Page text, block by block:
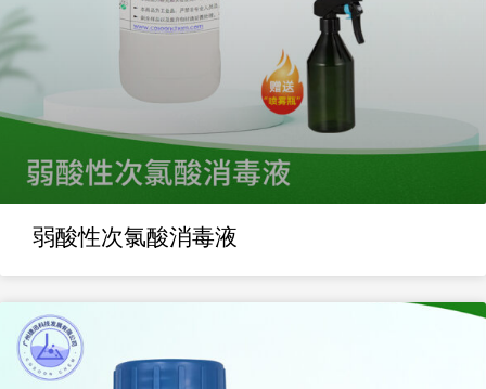
弱酸性次氯酸消毒液